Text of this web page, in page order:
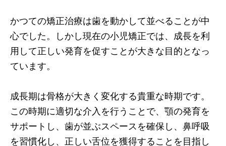
かつての矯正治療は歯を動かして並べることが中
心でした。しかし現在の小児矯正では、成長を利
用して正しい発育を促すことが大きな目的となっ
ています。
成長期は骨格が大きく変化する貴重な時期です。
この時期に適切な介入を行うことで、顎の発育を
サポートし、歯が並ぶスペースを確保し、鼻呼吸
を習慣化し、正しい舌位を獲得することを目指し